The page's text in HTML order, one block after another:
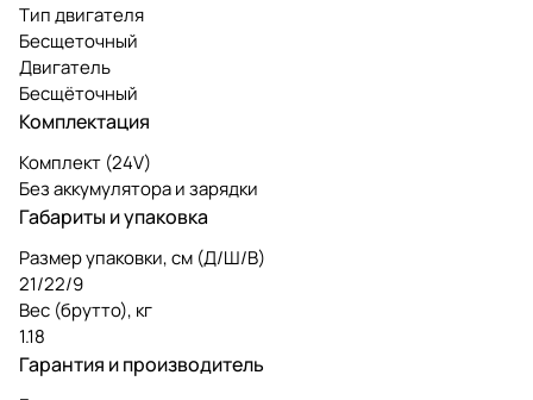
Тип двигателя
Бесщеточный
Двигатель
Бесщёточный
Комплектация
Комплект (24V)
Без аккумулятора и зарядки
Габариты и упаковка
Размер упаковки, см (Д/Ш/В)
21/22/9
Вес (брутто), кг
1.18
Гарантия и производитель